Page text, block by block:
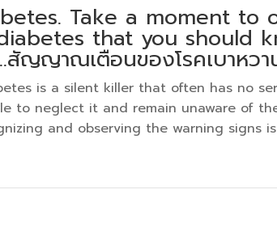
Take a moment to
that you should
สัญญาณเตือนของโรคเบาหว
is a silent killer that often has no
to neglect it and remain unaware of
and observing the warning signs